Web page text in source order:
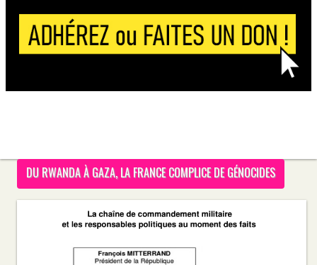
DU RWANDA À GAZA, LA FRANCE COMPLICE DE GÉNOCIDES